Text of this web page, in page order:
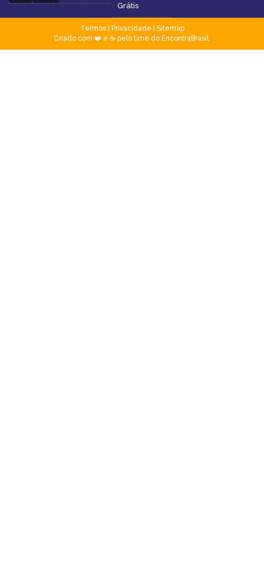
Grátis
Termos| Privacidade
Sitemap
Criado com ❤️ e ☕ pelo time do EncontraBrasil